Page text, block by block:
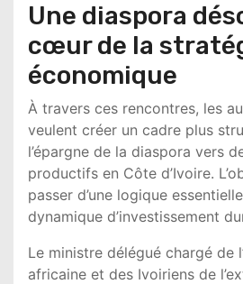
Une diaspora
cœur de la
économique
À travers ces rencontres, les
veulent créer un cadre plus
l’épargne de la diaspora vers
productifs en Côte d’Ivoire.
passer d’une logique
dynamique d’investissement
Le ministre délégué chargé de
africaine et des Ivoiriens de